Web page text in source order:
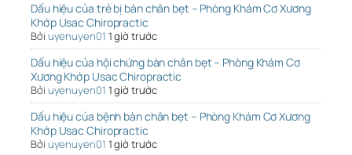
Dấu hiệu của trẻ bị bàn chân bẹt – Phòng Khám Cơ Xương
Khớp Usac Chiropractic
Bởi uyenuyen01 1 giờ trước
Dấu hiệu của hội chứng bàn chân bẹt – Phòng Khám Cơ
Xương Khớp Usac Chiropractic
Bởi uyenuyen01 1 giờ trước
Dấu hiệu của bệnh bàn chân bẹt – Phòng Khám Cơ Xương
Khớp Usac Chiropractic
Bởi uyenuyen01 1 giờ trước